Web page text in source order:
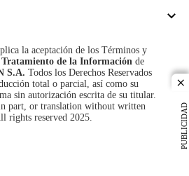
PUBLICIDAD
la aceptación de los Términos y
Tratamiento de la Información de
S.A. Todos los Derechos Reservados
total o parcial, así como su
sin autorización escrita de su titular.
part, or translation without written
rights reserved 2025.